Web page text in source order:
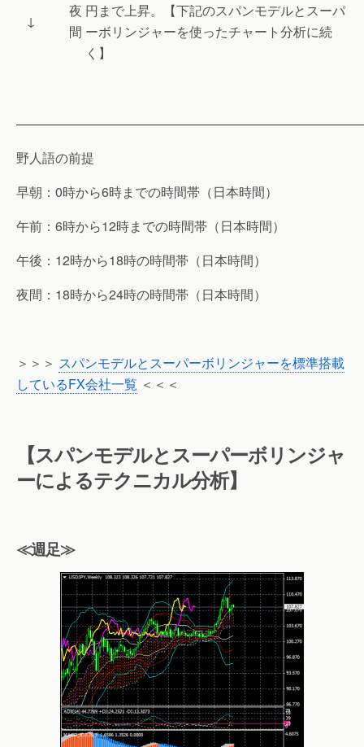
↓
夜
間
円まで上昇。【下記のスパンモデルとスーパ
ーボリンジャーを使ったチャート分析に続
く】
野人語の前提
早朝：0時から6時までの時間帯（日本時間）
午前：6時から12時までの時間帯（日本時間）
午後：12時から18時の時間帯（日本時間）
夜間：18時から24時の時間帯（日本時間）
＞＞＞ スパンモデルとスーパーボリンジャーを標準搭載
しているFX会社一覧 ＜＜＜
【スパンモデルとスーパーボリンジャ
ーによるテクニカル分析】
≪週足≫